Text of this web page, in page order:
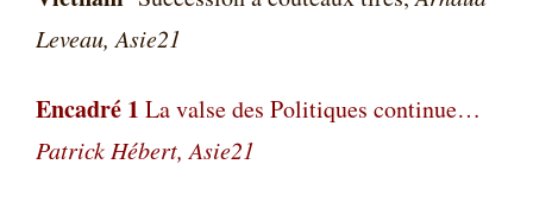
Leveau, Asie21
Encadré 1 La valse des Politiques continue…
Patrick Hébert, Asie21